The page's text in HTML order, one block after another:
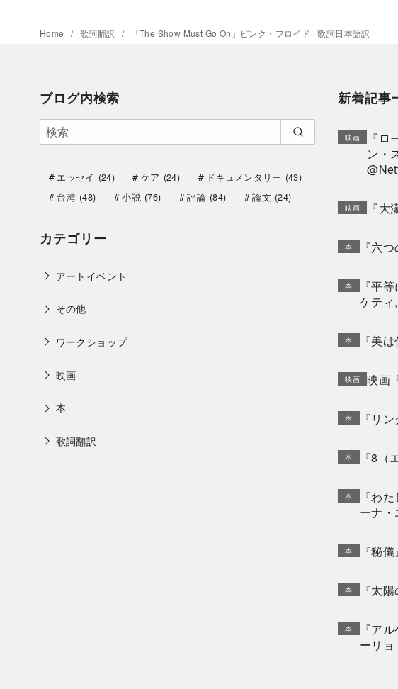
Home 歌詞翻訳 「The Show Must Go On」ピンク・フロイド | 歌詞日本語訳
ブログ内検索
エッセイ (24) ケア (24) ドキュメンタリー (43)
台湾 (48) 小説 (76) 評論 (84) 論文 (24)
カテゴリー
アートイベント
その他
ワークショップ
映画
本
歌詞翻訳
新着記事
映画
『
ン・
映画 『
本 『六
本
『平
ケティ
本 『美
映画 映画
本 『リ
本 『8
本
『わ
ーナ・
本 『秘
本 『太
本
『ア
ーリョ